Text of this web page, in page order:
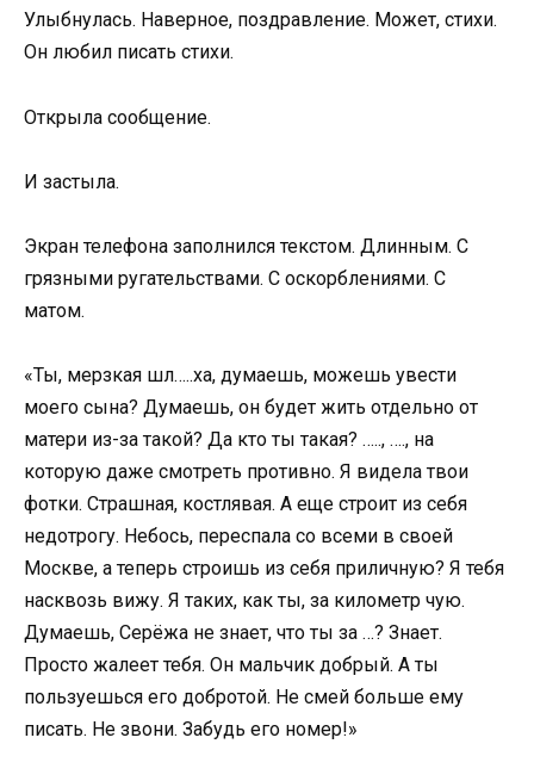
Улыбнулась. Наверное, поздравление. Может, стихи.
Он любил писать стихи.
Открыла сообщение.
И застыла.
Экран телефона заполнился текстом. Длинным. С
грязными ругательствами. С оскорблениями. С
матом.
«Ты, мерзкая шл…..ха, думаешь, можешь увести
моего сына? Думаешь, он будет жить отдельно от
матери из-за такой? Да кто ты такая? ….., …., на
которую даже смотреть противно. Я видела твои
фотки. Страшная, костлявая. А еще строит из себя
недотрогу. Небось, переспала со всеми в своей
Москве, а теперь строишь из себя приличную? Я тебя
насквозь вижу. Я таких, как ты, за километр чую.
Думаешь, Серёжа не знает, что ты за …? Знает.
Просто жалеет тебя. Он мальчик добрый. А ты
пользуешься его добротой. Не смей больше ему
писать. Не звони. Забудь его номер!»